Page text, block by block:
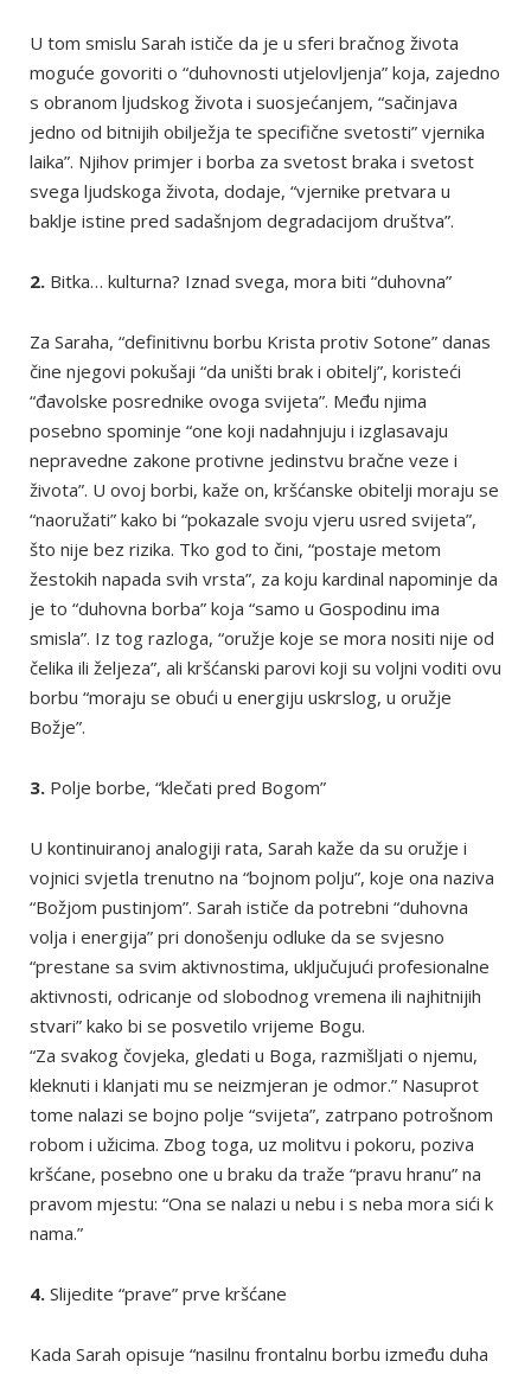
U tom smislu Sarah ističe da je u sferi bračnog života
moguće govoriti o “duhovnosti utjelovljenja” koja, zajedno
s obranom ljudskog života i suosjećanjem, “sačinjava
jedno od bitnijih obilježja te specifične svetosti” vjernika
laika”. Njihov primjer i borba za svetost braka i svetost
svega ljudskoga života, dodaje, “vjernike pretvara u
baklje istine pred sadašnjom degradacijom društva”.
2. Bitka… kulturna? Iznad svega, mora biti “duhovna”
Za Saraha, “definitivnu borbu Krista protiv Sotone” danas
čine njegovi pokušaji “da uništi brak i obitelj”, koristeći
“đavolske posrednike ovoga svijeta”. Među njima
posebno spominje “one koji nadahnjuju i izglasavaju
nepravedne zakone protivne jedinstvu bračne veze i
života”. U ovoj borbi, kaže on, kršćanske obitelji moraju se
“naoružati” kako bi “pokazale svoju vjeru usred svijeta”,
što nije bez rizika. Tko god to čini, “postaje metom
žestokih napada svih vrsta”, za koju kardinal napominje da
je to “duhovna borba” koja “samo u Gospodinu ima
smisla”. Iz tog razloga, “oružje koje se mora nositi nije od
čelika ili željeza”, ali kršćanski parovi koji su voljni voditi ovu
borbu “moraju se obući u energiju uskrslog, u oružje
Božje”.
3. Polje borbe, “klečati pred Bogom”
U kontinuiranoj analogiji rata, Sarah kaže da su oružje i
vojnici svjetla trenutno na “bojnom polju”, koje ona naziva
“Božjom pustinjom”. Sarah ističe da potrebni “duhovna
volja i energija” pri donošenju odluke da se svjesno
“prestane sa svim aktivnostima, uključujući profesionalne
aktivnosti, odricanje od slobodnog vremena ili najhitnijih
stvari” kako bi se posvetilo vrijeme Bogu.
“Za svakog čovjeka, gledati u Boga, razmišljati o njemu,
kleknuti i klanjati mu se neizmjeran je odmor.” Nasuprot
tome nalazi se bojno polje “svijeta”, zatrpano potrošnom
robom i užicima. Zbog toga, uz molitvu i pokoru, poziva
kršćane, posebno one u braku da traže “pravu hranu” na
pravom mjestu: “Ona se nalazi u nebu i s neba mora sići k
nama.”
4. Slijedite “prave” prve kršćane
Kada Sarah opisuje “nasilnu frontalnu borbu između duha